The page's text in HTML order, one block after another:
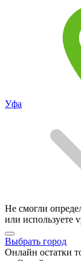
Уфа
Не смогли
или используете
Выбрать город
Онлайн остатки